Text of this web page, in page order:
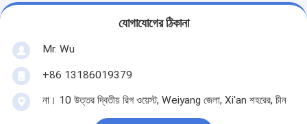
যোগাযোগের ঠিকানা
Mr. Wu
+86 13186019379
না। 10 উত্তর দ্বিতীয় রিগ ওয়েস্ট, Weiyang জেলা, Xi'an শহরের, চীন